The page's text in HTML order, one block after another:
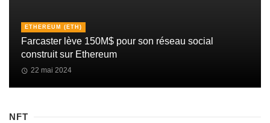
ETHEREUM (ETH)
Farcaster lève 150M$ pour son réseau social
construit sur Ethereum
22 mai 2024
NFT